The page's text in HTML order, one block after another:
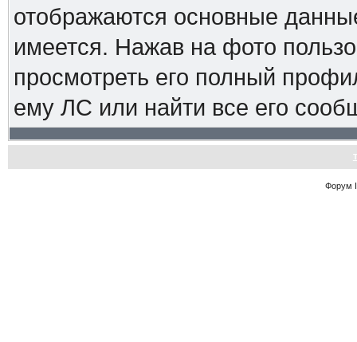
отображаются основные
имеется. Нажав на фото
просмотреть его полный
ему ЛС или найти все его
Форум